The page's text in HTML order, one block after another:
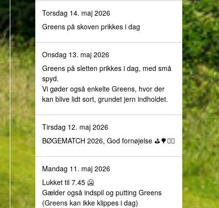
Torsdag 14. maj 2026
Greens på skoven prikkes i dag
Onsdag 13. maj 2026
Greens på sletten prikkes i dag, med små
spyd.
Vi gøder også enkelte Greens, hvor der
kan blive lidt sort, grundet jern indholdet.
Tirsdag 12. maj 2026
BØGEMATCH 2026, God fornøjelse ⛳️🌳🏌️‍♀️
Mandag 11. maj 2026
Lukket til 7.45 🥶
Gælder også indspil og putting Greens
(Greens kan ikke klippes i dag)